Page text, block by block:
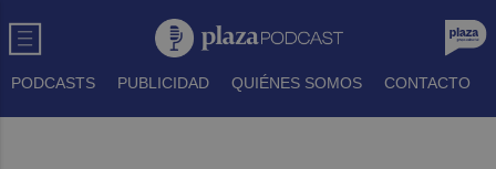
PODCASTS PUBLICIDAD QUIÉNES SOMOS CONTACTO